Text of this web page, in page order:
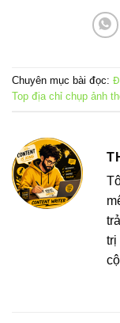
Chuyên mục bài đọc:
Top địa chỉ chụp ảnh
trị